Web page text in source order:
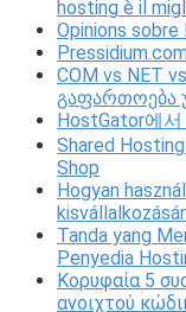
hosting è il
Opinions
COM vs NET
გაფართოება
HostGator에
Shared
Shop
Hogyan
Tanda yang
Penyedia
Κορυφαία 5
ανοιχτού